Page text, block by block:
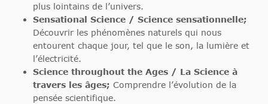
plus lointains de l’univers.
Sensational Science / Science sensationnelle;
Découvrir les phénomènes naturels qui nous
entourent chaque jour, tel que le son, la lumière et
l’électricité.
Science throughout the Ages / La Science à
travers les âges; Comprendre l’évolution de la
pensée scientifique.